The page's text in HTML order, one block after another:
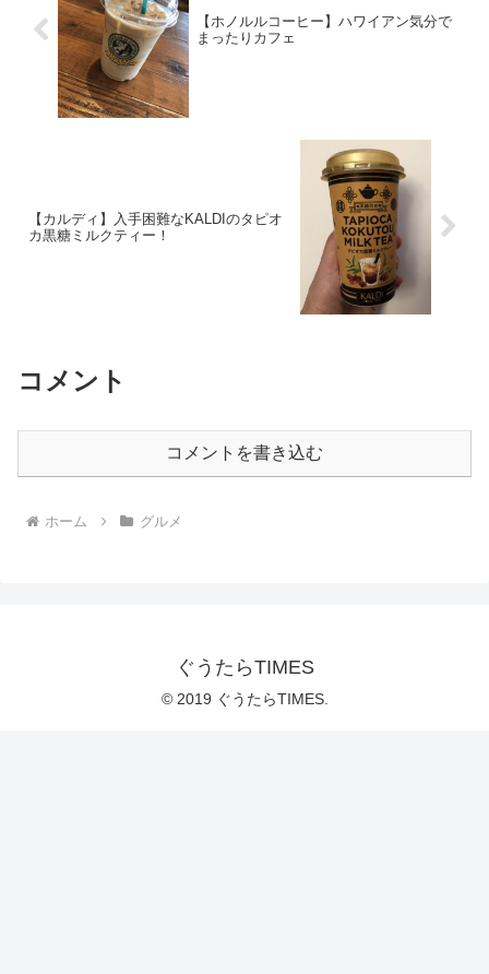
【ホノルルコーヒー】ハワイアン気分で
まったりカフェ
【カルディ】入手困難なKALDIのタピオ
カ黒糖ミルクティー！
コメント
コメントを書き込む
ホーム グルメ
ぐうたらTIMES
© 2019 ぐうたらTIMES.